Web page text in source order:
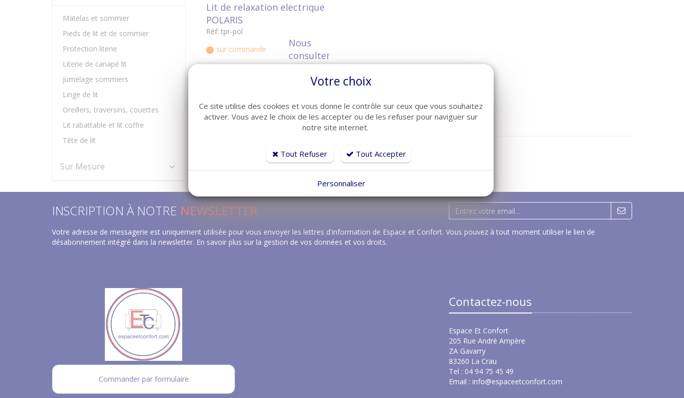
Matelas et sommier
Pieds de lit et de sommier
Protection literie
Literie de canapé lit
Jumelage sommiers
Linge de lit
Oreillers, traversins, couettes
Lit rabattable et lit coffre
Tête de lit
Sur Mesure
Lit de relaxation electrique
POLARIS
Réf: tpr-pol
sur commande
Nous
consulter
INSCRIPTION À NOTRE NEWSLETTER
Votre adresse de messagerie est uniquement utilisée pour vous envoyer les lettres d'information de Espace et Confort. Vous pouvez à tout moment utiliser le lien de
désabonnement intégré dans la newsletter. En savoir plus sur la gestion de vos données et vos droits.
Commander par formulaire
Contactez-nous
Espace Et Confort
205 Rue André Ampère
ZA Gavarry
83260 La Crau
Tel : 04 94 75 45 49
Email : info@espaceetconfort.com
Votre choix
Ce site utilise des cookies et vous donne le contrôle sur ceux que vous souhaitez
activer. Vous avez le choix de les accepter ou de les refuser pour naviguer sur
notre site internet.
Tout Refuser Tout Accepter
Personnaliser